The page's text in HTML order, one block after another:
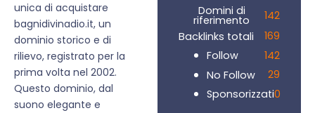
unica di acquistare
bagnidivinadio.it, un
dominio storico e di
rilievo, registrato per la
prima volta nel 2002.
Questo dominio, dal
suono elegante e
Domini di
riferimento
142
Backlinks totali
169
Follow
142
No Follow
29
Sponsorizzati0